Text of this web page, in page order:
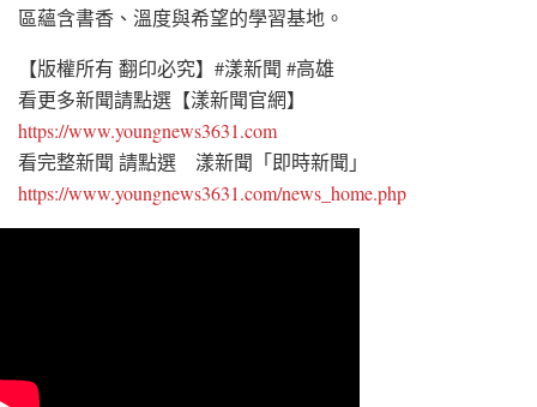
區蘊含書香、溫度與希望的學習基地。
【版權所有 翻印必究】#漾新聞 #高雄
看更多新聞請點選【漾新聞官網】
https://www.youngnews3631.com
看完整新聞 請點選 漾新聞「即時新聞」
https://www.youngnews3631.com/news_home.php